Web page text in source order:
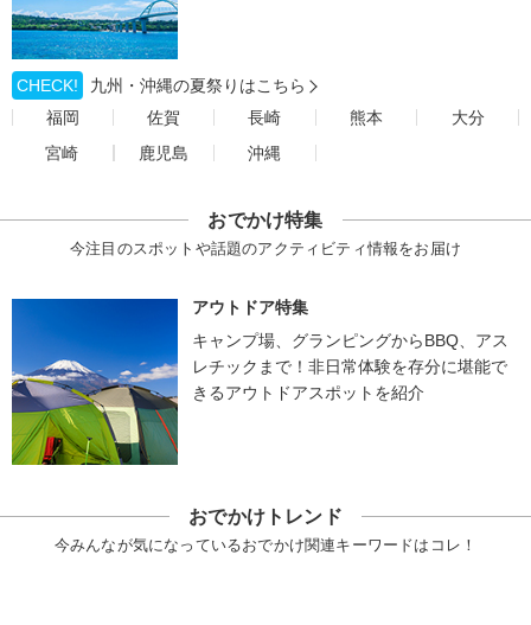
CHECK!
九州・沖縄の夏祭りはこちら
福岡
佐賀 長崎 熊本
大分
宮崎
鹿児島 沖縄
おでかけ特集
今注目のスポットや話題のアクティビティ情報をお届け
アウトドア特集
キャンプ場、グランピングからBBQ、アス
レチックまで！非日常体験を存分に堪能で
きるアウトドアスポットを紹介
おでかけトレンド
今みんなが気になっているおでかけ関連キーワードはコレ！